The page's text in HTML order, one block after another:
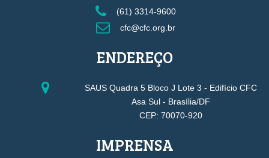
(61) 3314-9600
cfc@cfc.org.br
ENDEREÇO
SAUS Quadra 5 Bloco J Lote 3 - Edifício CFC
Asa Sul - Brasília/DF
CEP: 70070-920
IMPRENSA